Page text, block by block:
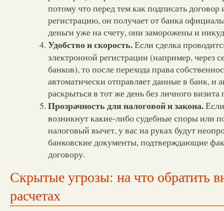
потому что перед тем как подписать
регистрацию, он получает от банка
деньги уже на счету, они заморожены и
Удобство и скорость.Если сделка
электронной регистрации (например, через
банков), то после перехода права
автоматически отправляет данные в банк, и
раскрыться в тот же день без личного
Прозрачность для налоговой и закона.
возникнут какие-либо судебные споры или
налоговый вычет, у вас на руках будут
банковские документы, подтверждающие
договору.
Скрытые угрозы: на что обратить
расчетах